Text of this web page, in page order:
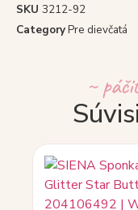
SKU 3212-92
CategoryPre dievčatá
~